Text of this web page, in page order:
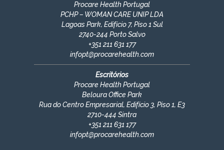
Procare Health Portugal
PCHP – WOMAN CARE UNIP LDA
Lagoas Park, Edifício 7, Piso 1 Sul
2740-244 Porto Salvo
+351 211 631 177
infopt@procarehealth.com
Escritórios
Procare Health Portugal
Beloura Office Park
Rua do Centro Empresarial, Edifício 3, Piso 1, E3
2710-444 Sintra
+351 211 631 177
infopt@procarehealth.com